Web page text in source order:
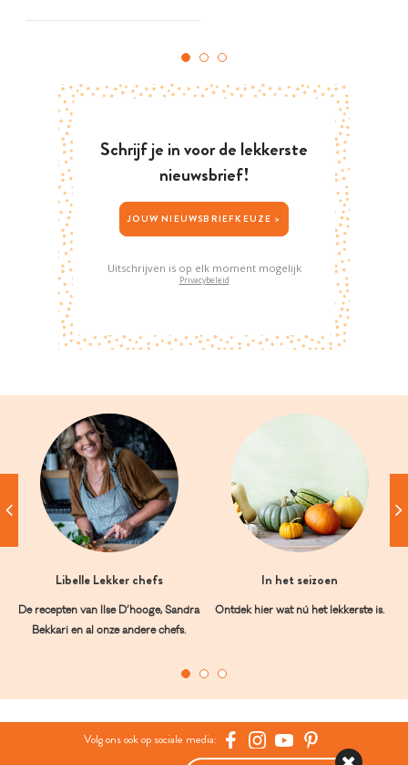
Schrijf je in voor de lekkerste
nieuwsbrief!
JOUW NIEUWSBRIEFKEUZE >
Uitschrijven is op elk moment mogelijk
Privacybeleid
Libelle Lekker chefs
De recepten van Ilse D’hooge, Sandra
Bekkari en al onze andere chefs.
In het seizoen
Ontdek hier wat nú het lekkerste is.
Volg ons ook op sociale media: